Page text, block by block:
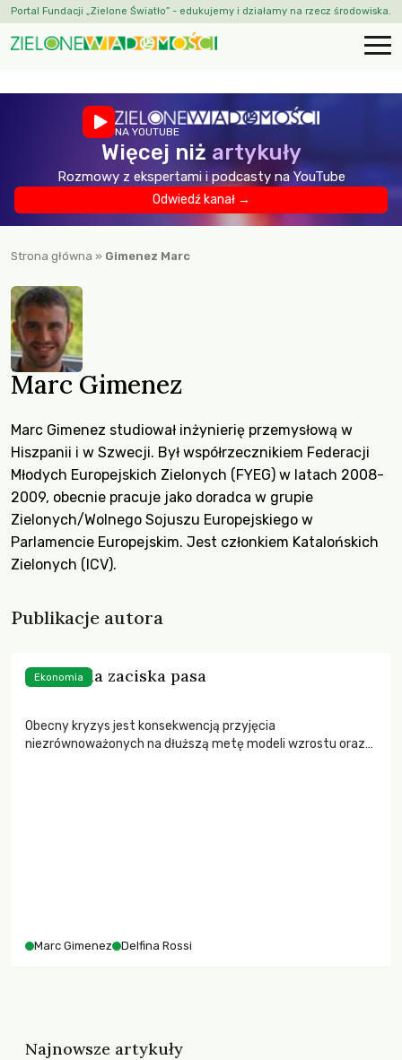
Portal Fundacji „Zielone Światło” - edukujemy i działamy na rzecz środowiska.
NA YOUTUBE
Więcej niż artykuły
Rozmowy z ekspertami i podcasty na YouTube
Odwiedź kanał →
Strona główna » Gimenez Marc
Marc Gimenez
Marc Gimenez studiował inżynierię przemysłową w
Hiszpanii i w Szwecji. Był współrzecznikiem Federacji
Młodych Europejskich Zielonych (FYEG) w latach 2008-
2009, obecnie pracuje jako doradca w grupie
Zielonych/Wolnego Sojuszu Europejskiego w
Parlamencie Europejskim. Jest członkiem Katalońskich
Zielonych (ICV).
Publikacje autora
Hiszpania zaciska pasa
Obecny kryzys jest konsekwencją przyjęcia
niezrównoważonych na dłuższą metę modeli wzrostu oraz
Marc Gimenez Delfina Rossi
Ekonomia
Najnowsze artykuły